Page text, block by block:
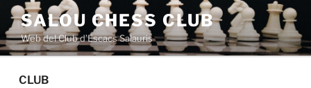
Saltar
contenido
SALOU CHESS CLUB
Web del Club d’Escacs Salauris
CLUB